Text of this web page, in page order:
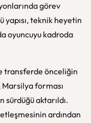
görev
yapısı, teknik heyetin
oyuncuyu kadroda
transferde önceliğin
forması
aktarıldı.
ardından